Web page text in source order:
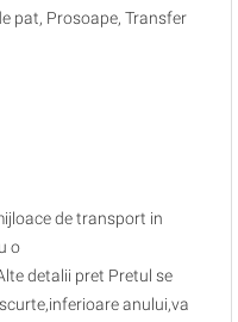
pat, Prosoape, Transfer
de transport in
o
detalii pret Pretul se
anului,va